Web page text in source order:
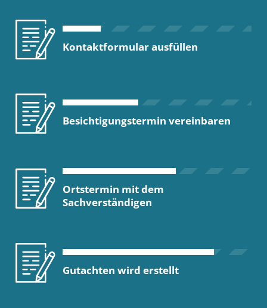
Kontaktformular ausfüllen
Besichtigungstermin vereinbaren
Ortstermin mit dem
Sachverständigen
Gutachten wird erstellt